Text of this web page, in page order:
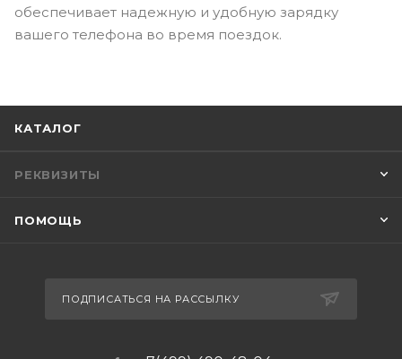
обеспечивает надежную и удобную зарядку
вашего телефона во время поездок.
КАТАЛОГ
РЕКВИЗИТЫ
ПОМОЩЬ
ПОДПИСАТЬСЯ НА РАССЫЛКУ